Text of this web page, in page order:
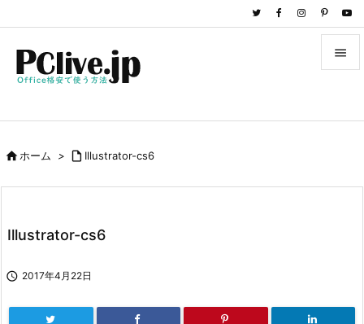

前へ
ホーム >  Illustrator-cs6
Illustrator-cs6
 2017年4月22日